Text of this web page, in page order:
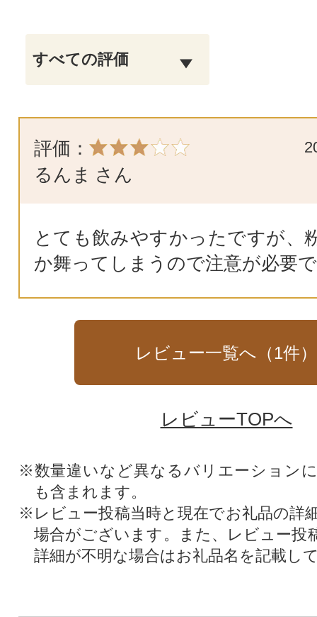
評価：
るんま さん
とても飲みやすかったですが、
か舞ってしまうので注意が必要
レビュー一覧へ（1件）
レビューTOPへ
※数量違いなど異なるバリエーション
も含まれます。
※レビュー投稿当時と現在でお礼品の詳
場合がございます。また、レビュー投
詳細が不明な場合はお礼品名を記載し